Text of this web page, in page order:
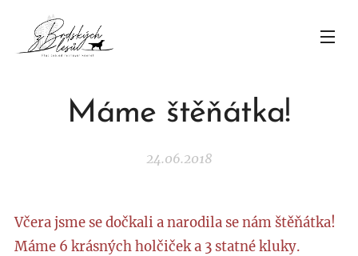
Máme štěňátka!
24.06.2018
Včera jsme se dočkali a narodila se nám štěňátka!
Máme 6 krásných holčiček a 3 statné kluky.